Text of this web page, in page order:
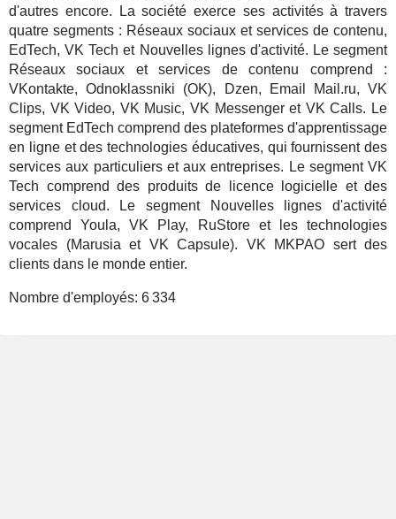
d'autres encore. La société exerce ses activités à travers
quatre segments : Réseaux sociaux et services de contenu,
EdTech, VK Tech et Nouvelles lignes d'activité. Le segment
Réseaux sociaux et services de contenu comprend :
VKontakte, Odnoklassniki (OK), Dzen, Email Mail.ru, VK
Clips, VK Video, VK Music, VK Messenger et VK Calls. Le
segment EdTech comprend des plateformes d'apprentissage
en ligne et des technologies éducatives, qui fournissent des
services aux particuliers et aux entreprises. Le segment VK
Tech comprend des produits de licence logicielle et des
services cloud. Le segment Nouvelles lignes d'activité
comprend Youla, VK Play, RuStore et les technologies
vocales (Marusia et VK Capsule). VK MKPAO sert des
clients dans le monde entier.
Nombre d'employés: 6 334